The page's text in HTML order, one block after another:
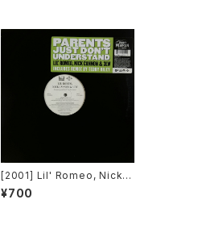
[2001] Lil' Romeo, Nick C
annon & 3LW – Parents J
ust Don't Understand [Ji
¥700